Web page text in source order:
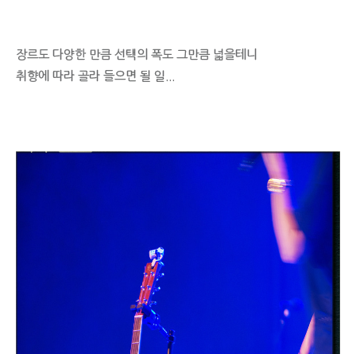
장르도 다양한 만큼 선택의 폭도 그만큼 넓을테니
취향에 따라 골라 들으면 될 일...